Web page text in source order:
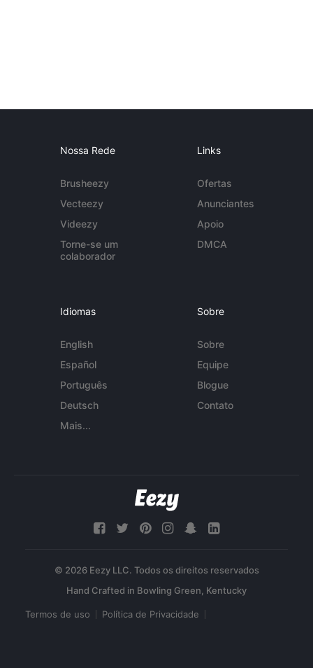
Nossa Rede
Brusheezy
Vecteezy
Videezy
Torne-se um
colaborador
Links
Ofertas
Anunciantes
Apoio
DMCA
Idiomas
English
Español
Português
Deutsch
Mais...
Sobre
Sobre
Equipe
Blogue
Contato
© 2026 Eezy LLC. Todos os direitos reservados
Termos de uso Política de Privacidade